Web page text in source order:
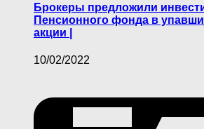
Брокеры предложили
Пенсионного фонда в
акции |
10/02/2022